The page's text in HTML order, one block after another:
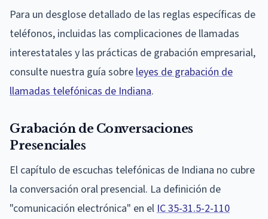
Para un desglose detallado de las reglas específicas de
teléfonos, incluidas las complicaciones de llamadas
interestatales y las prácticas de grabación empresarial,
consulte nuestra guía sobre leyes de grabación de
llamadas telefónicas de Indiana.
Grabación de Conversaciones
Presenciales
El capítulo de escuchas telefónicas de Indiana no cubre
la conversación oral presencial. La definición de
"comunicación electrónica" en el IC 35-31.5-2-110